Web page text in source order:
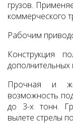
грузов.
коммерческого
Рабочим
Конструкция
дополнительных
Прочная и
возможность
до 3-х тонн.
вылете стрелы